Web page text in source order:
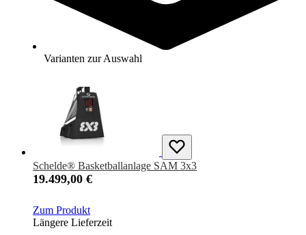
Varianten zur Auswahl
Varianten zur Auswahl
Längere Lieferzeit
Schelde® Basketballanlage SAM 3x3
19.499,00 €
Zum Produkt
Längere Lieferzeit